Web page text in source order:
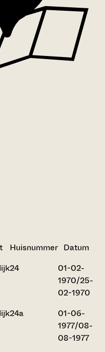
Huisnummer Datum
24
01-02-
1970/25-
02-1970
24a
01-06-
1977/08-
08-1977